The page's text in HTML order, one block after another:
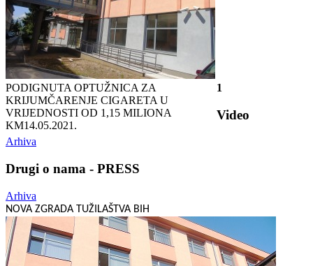
PODIGNUTA OPTUŽNICA ZA
KRIJUMČARENJE CIGARETA U
VRIJEDNOSTI OD 1,15 MILIONA
KM14.05.2021.
1
Video
Arhiva
Drugi o nama - PRESS
Arhiva
NOVA ZGRADA TUŽILAŠTVA BIH